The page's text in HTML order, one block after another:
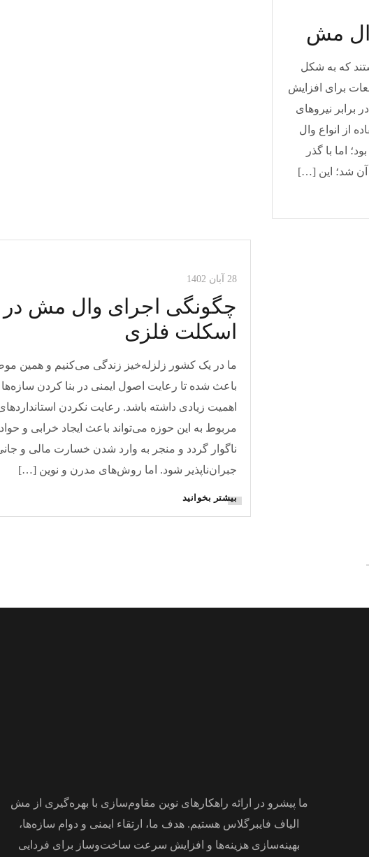
مش
که به شکل
برای افزایش
نیروهای
از انواع وال
اما با گذر
شد؛ این […]
مقالات وال مش
28 آبان 1402
چگونگی اجرای وال مش در
اسکلت فلزی
ما در یک کشور زلزله‌خیز زندگی می‌کنیم و همین
باعث شده تا رعایت اصول ایمنی در بنا کردن سازه‌ها
اهمیت زیادی داشته باشد. رعایت نکردن
مربوط به این حوزه می‌تواند باعث ایجاد خرابی و
ناگوار گردد و منجر به وارد شدن خسارت مالی و
جبران‌ناپذیر شود. اما روش‌های مدرن و نوین […]
بیشتر بخوانید
ما پیشرو در ارائه راهکارهای نوین مقاوم‌سازی با بهره‌گیری از مش
الیاف فایبرگلاس هستیم. هدف ما، ارتقاء ایمنی و دوام سازه‌ها،
بهینه‌سازی هزینه‌ها و افزایش سرعت ساخت‌وساز برای فردایی